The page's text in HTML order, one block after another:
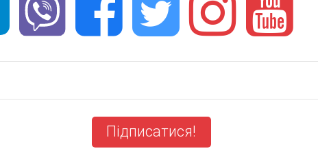
Підписатися!